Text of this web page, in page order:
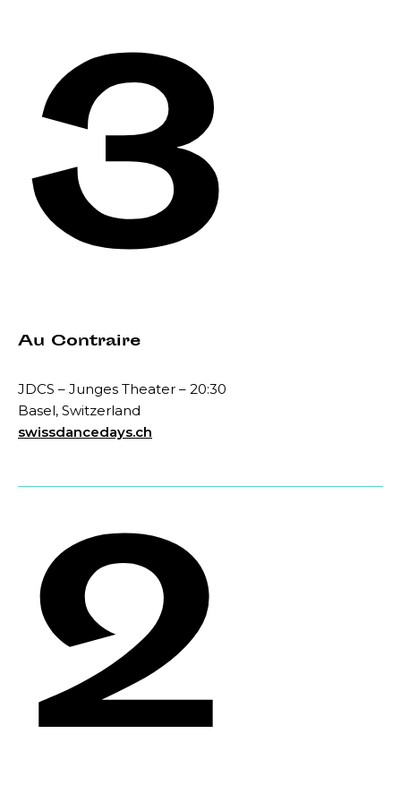
3
Au Contraire
JDCS – Junges Theater – 20:30
Basel, Switzerland
swissdancedays.ch
2